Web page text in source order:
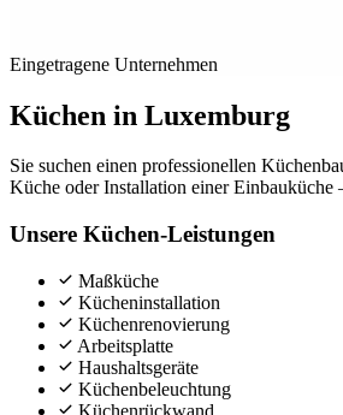
Eingetragene Unternehmen
Küchen in Luxemburg
Sie suchen einen professionellen
Küche oder Installation einer
Unsere Küchen-Leistungen
Maßküche
Kücheninstallation
Küchenrenovierung
Arbeitsplatte
Haushaltsgeräte
Küchenbeleuchtung
Küchenrückwand